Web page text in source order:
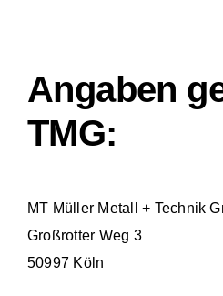
Angaben
TMG:
MT Müller Metall + Technik
Großrotter Weg 3
50997 Köln